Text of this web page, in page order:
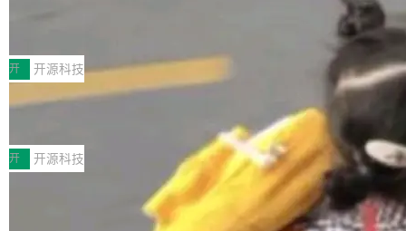
MPComm将作为一种传输引擎接入Mooncake T
ENT，实现零拷贝传输性能提升30%、非零拷贝
传输性能最高提升5倍。UCL-MPComm底层基
于自研UCL-Engine通信引擎，后续腾讯网平将
持续开源更多基于UCL-Engine的高性能通信组
件。 腾讯网平团队在UCL-MPComm中实现了一
个独立于业务线程的全局通信引擎（Engine），
型案例入选名单》，深信服“面向企业研发场景的
开源 AI 编程平台 CoStrict 应用”凭借卓越的技术
创新与落地成效成功入选。 全链路私有化部署，
助力企业AI研发安全落地 当前，越来越多企业已
经开始引入 AI Coding 工具，通过调用公有云模
型或企业内部部署模型提升研发效率。但随着 AI
Coding 从个人辅助工具逐步走向团队级、组织
级应用，企业在规模化落地过程中，对安全性、
开 开源科技
深信服AI算力网关入选工信部人工智能
前不久，工业和信息化部正式发布《2025年人工
智能应用典型案例名单》，集中展示人工智能在
各领域的应用成果，覆盖技术底座、行业赋能、
产品应用、支撑保障、专题等五大方向。深信服
AI算力网关（AI创新平台）成功入选！ 随着各行
开 开源科技
Jeff Dean 离开 Google：一个时代的结
束，一个实验室的开始
Google 员工编号 20。MapReduce 作者之一。